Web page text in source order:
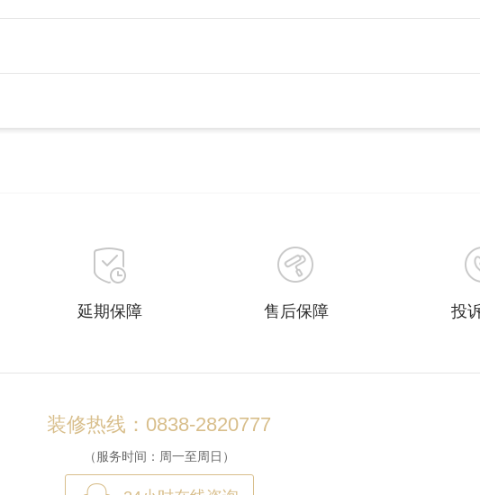
延期保障 售后保障 投
装修热线：0838-2820777
（服务时间：周一至周日）